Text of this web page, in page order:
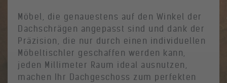
Möbel, die genauestens auf den Winkel der
Dachschrägen angepasst sind und dank der
Präzision, die nur durch einen individuellen
Möbeltischler geschaffen werden kann,
jeden Millimeter Raum ideal ausnutzen,
machen Ihr Dachgeschoss zum perfekten